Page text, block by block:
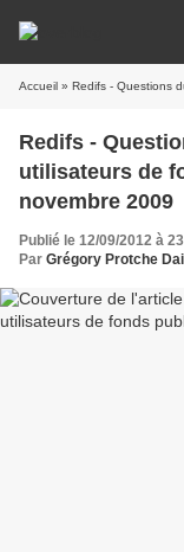
Accueil » Redifs - Questions du Gri-
Redifs -
utilisateurs de
novembre 2009
Publié le 12/09/2012 à
Par Grégory Protche